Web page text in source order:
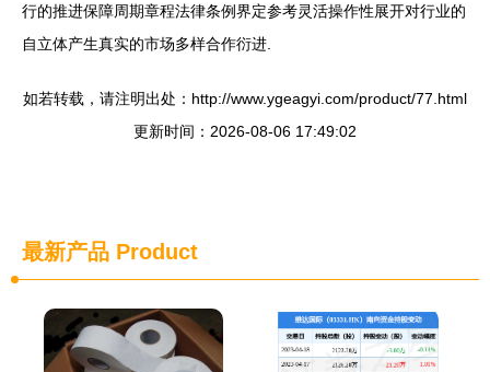
行的推进保障周期章程法律条例界定参考灵活操作性展开对行业的
自立体产生真实的市场多样合作衍进.
如若转载，请注明出处：http://www.ygeagyi.com/product/77.html
更新时间：2026-08-06 17:49:02
最新产品 Product